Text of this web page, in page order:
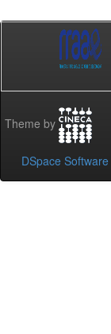
Theme by
DSpace Software